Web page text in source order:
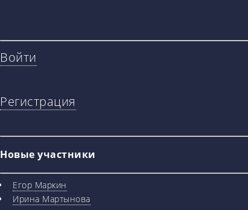
Войти
Регистрация
Новые участники
Егор Маркин
Ирина Мартынова